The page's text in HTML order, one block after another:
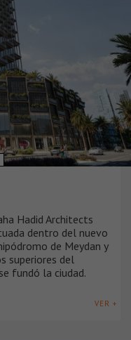
Hadid Architects
dentro del nuevo
de Meydan y
superiores del
fundó la ciudad.
VER +